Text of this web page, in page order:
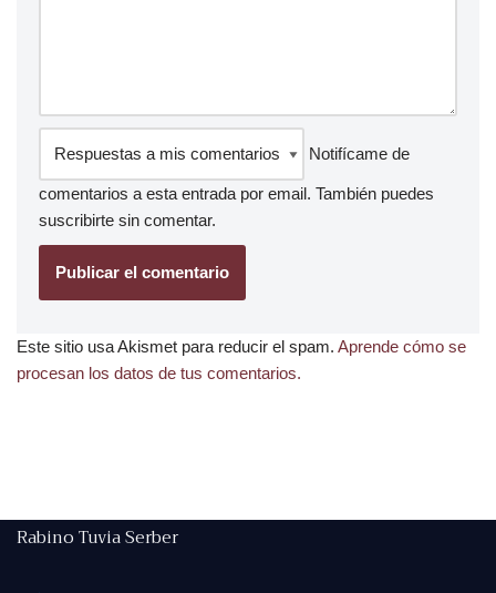
Notifícame de
comentarios a esta entrada por email. También puedes
suscribirte sin comentar.
Este sitio usa Akismet para reducir el spam. Aprende cómo se
procesan los datos de tus comentarios.
Rabino Tuvia Serber